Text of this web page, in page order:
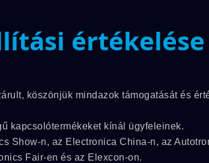
értékelése
köszönjük mindazok támogatását és
kapcsolótermékeket kínál ügyfeleinek.
Show-n, az Electronica China-n, az
Fair-en és az Elexcon-on.